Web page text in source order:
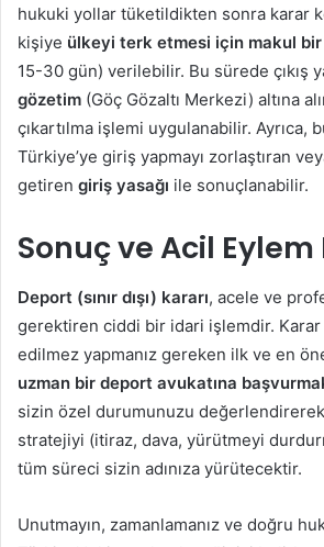
hukuki yollar tüketildikten sonra karar
kişiye ülkeyi terk etmesi için makul
15-30 gün) verilebilir. Bu sürede çıkış
gözetim (Göç Gözaltı Merkezi) altına
çıkartılma işlemi uygulanabilir. Ayrıca,
Türkiye’ye giriş yapmayı zorlaştıran
getiren giriş yasağı ile sonuçlanabilir.
Sonuç ve Acil Eylem
Deport (sınır dışı) kararı, acele ve
gerektiren ciddi bir idari işlemdir.
edilmez yapmanız gereken ilk ve en
uzman bir deport avukatına
sizin özel durumunuzu
stratejiyi (itiraz, dava, yürütmeyi
tüm süreci sizin adınıza yürütecektir.
Unutmayın, zamanlamanız ve doğru